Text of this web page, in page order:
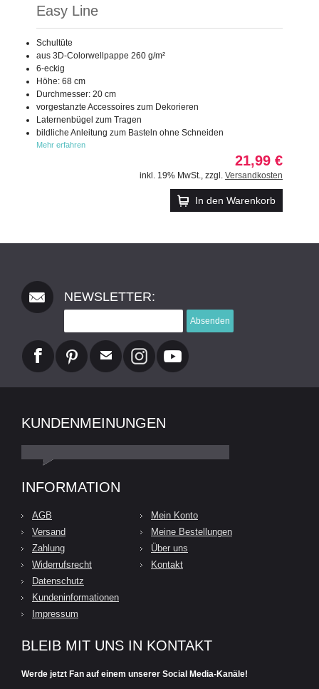
Easy Line
Schultüte
aus 3D-Colorwellpappe 260 g/m²
6-eckig
Höhe: 68 cm
Durchmesser: 20 cm
vorgestanzte Accessoires zum Dekorieren
Laternenbügel zum Tragen
bildliche Anleitung zum Basteln ohne Schneiden
Mehr erfahren
21,99 €
inkl. 19% MwSt. zzgl. Versandkosten
In den Warenkorb
NEWSLETTER:
Absenden
KUNDENMEINUNGEN
INFORMATION
AGB
Versand
Zahlung
Widerrufsrecht
Datenschutz
Kundeninformationen
Impressum
Mein Konto
Meine Bestellungen
Über uns
Kontakt
BLEIB MIT UNS IN KONTAKT
Werde jetzt Fan auf einem unserer Social Media-Kanäle!